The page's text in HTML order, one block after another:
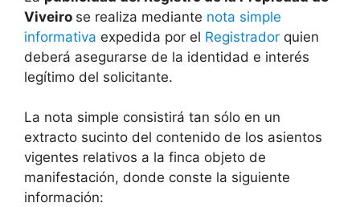
Viveiro se realiza mediante nota simple
informativa expedida por el Registrador quien
deberá asegurarse de la identidad e interés
legítimo del solicitante.
La nota simple consistirá tan sólo en un
extracto sucinto del contenido de los asientos
vigentes relativos a la finca objeto de
manifestación, donde conste la siguiente
información: